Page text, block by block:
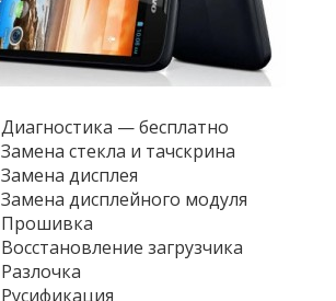
Диагностика — бесплатно
Замена стекла и тачскрина
Замена дисплея
Замена дисплейного модуля
Прошивка
Восстановление загрузчика
Разлочка
Русификация